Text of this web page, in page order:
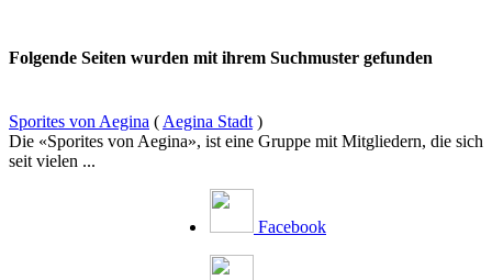
Folgende Seiten wurden mit ihrem Suchmuster gefunden
Sporites von Aegina ( Aegina Stadt )
Die «Sporites von Aegina», ist eine Gruppe mit Mitgliedern, die sich
seit vielen ...
Facebook